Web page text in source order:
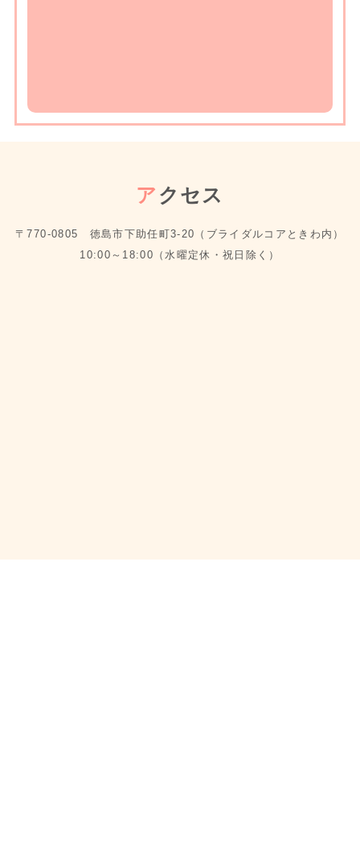
ア クセス
〒770-0805 徳島市下助任町3-20（ブライダルコアときわ内）
10:00～18:00（水曜定休・祝日除く）